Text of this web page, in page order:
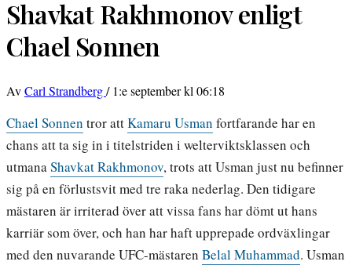
Shavkat Rakhmonov enligt
Chael Sonnen
AvCarl Strandberg/ 1:e september kl 06:18
Chael Sonnen tror attKamaru Usman fortfarande har en
chans att ta sig in i titelstriden i welterviktsklassen och
utmanaShavkat Rakhmonov, trots att Usman just nu befinner
sig på en förlustsvit med tre raka nederlag. Den tidigare
mästaren är irriterad över att vissa fans har dömt ut hans
karriär som över, och han har haft upprepade ordväxlingar
med den nuvarande UFC-mästaren Belal Muhammad. Usman